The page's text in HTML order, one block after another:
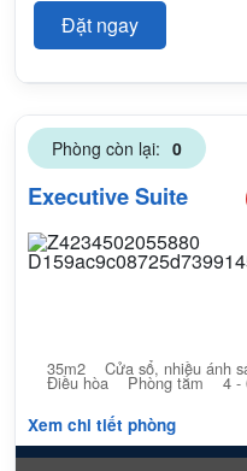
Đặt ngay
Phòng còn lại: 0
Executive Suite
35m2 Cửa sổ, nhiều ánh
Điều hòa Phòng tắm 4 -
Xem chi tiết phòng